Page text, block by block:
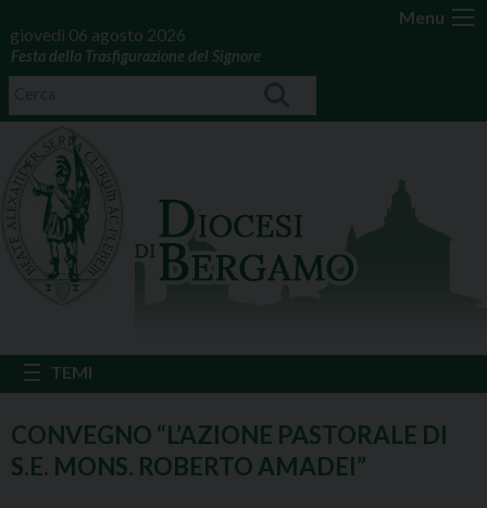
Menu
giovedì 06 agosto 2026
Festa della Trasfigurazione del Signore
CONVEGNO “L’AZIONE PASTORALE DI
S.E. MONS. ROBERTO AMADEI”